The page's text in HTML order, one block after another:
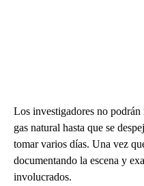
Los investigadores no
gas natural hasta que se
tomar varios días. Una vez
documentando la escena y
involucrados.